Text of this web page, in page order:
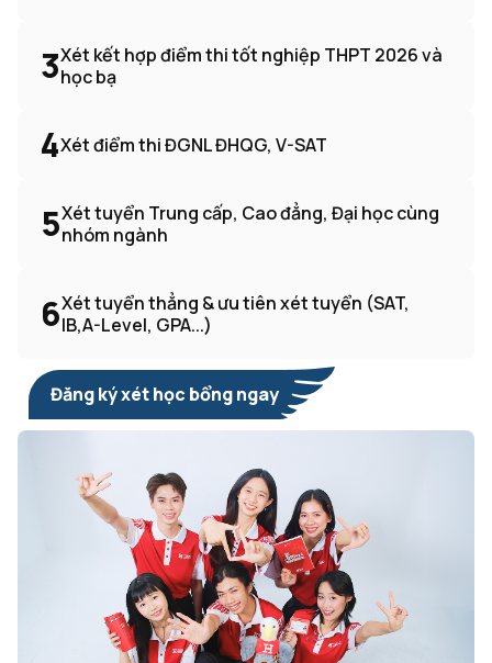
3Xét kết hợp điểm thi tốt nghiệp THPT 2026 và
học bạ
4Xét điểm thi ĐGNL ĐHQG, V-SAT
5Xét tuyển Trung cấp, Cao đẳng, Đại học cùng
nhóm ngành
6Xét tuyển thẳng & ưu tiên xét tuyển (SAT,
IB,A-Level, GPA...)
Đăng ký xét học bổng ngay